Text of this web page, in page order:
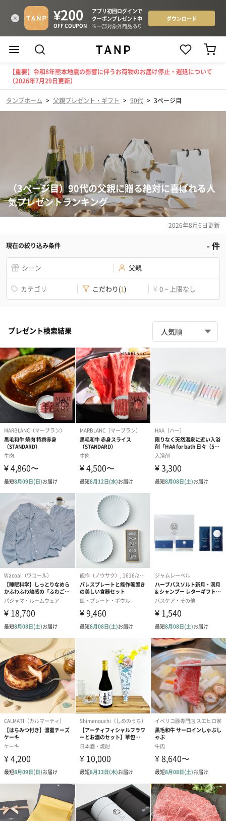
【重要】令和8年熊本地震の影響に伴うお荷物のお届け停止・遅延について
（2026年7月29日更新）
タンプホーム > 父親プレゼント・ギフト > 90代 > 3ページ目
（3ページ目）90代の父親に贈る絶対に喜ばれる人
気プレゼントランキング
2026年8月6日更新
現在の絞り込み条件 -件
シーン 父親
カテゴリ こだわり(1) ¥ 0 ~ 上限なし
プレゼント検索結果